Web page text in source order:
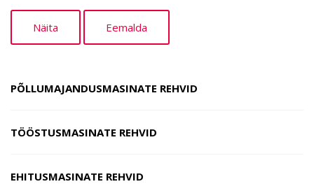
PÕLLUMAJANDUSMASINATE REHVID
TÖÖSTUSMASINATE REHVID
EHITUSMASINATE REHVID